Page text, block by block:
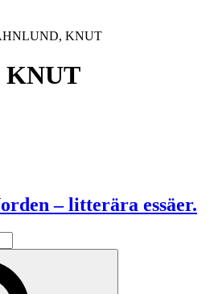
KNUT
KNUT
– litterära essäer.